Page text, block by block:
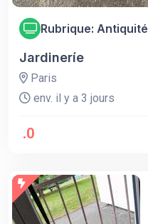
Rubrique: Antiquité
Jardineríe
Paris
env. il y a 3 jours
.0